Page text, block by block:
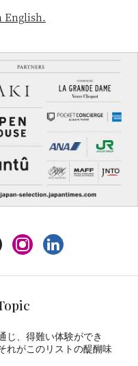
English.
じ、得難い体験ができ
れがこのリストの醍醐味